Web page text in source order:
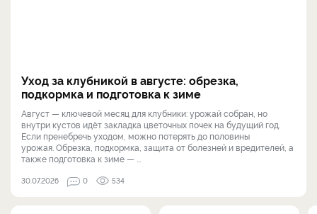
Уход за клубникой в августе: обрезка,
подкормка и подготовка к зиме
Август — ключевой месяц для клубники: урожай собран, но
внутри кустов идёт закладка цветочных почек на будущий год.
Если пренебречь уходом, можно потерять до половины
урожая. Обрезка, подкормка, защита от болезней и вредителей, а
также подготовка к зиме — ...
30.07.2026 0 534